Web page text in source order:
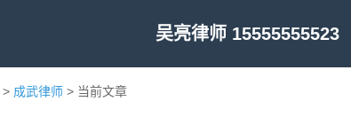
吴亮律师 15555555523
> 成武律师 > 当前文章